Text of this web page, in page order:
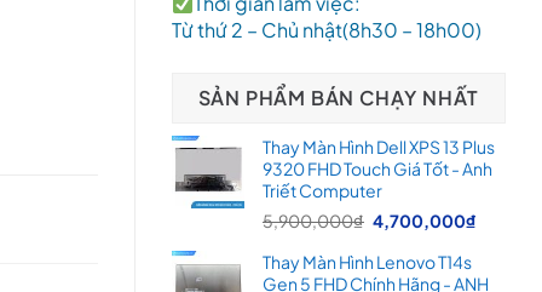
Từ thứ 2 – Chủ nhật(8h30 – 18h00)
SẢN PHẨM BÁN CHẠY NHẤT
Thay Màn Hình Dell XPS 13 Plus
9320 FHD Touch Giá Tốt - Anh
Triết Computer
5,900,000₫ Giá
là:
4,700,000₫
Thay Màn Hình Lenovo T14s
Gen 5 FHD Chính Hãng - ANH